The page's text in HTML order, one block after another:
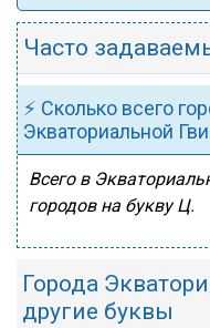
Часто
⚡ Сколько всего
Экваториальной
Всего в
городов на букву Ц.
Города
другие буквы